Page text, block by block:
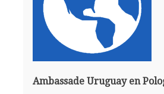
Ambassade Uruguay en